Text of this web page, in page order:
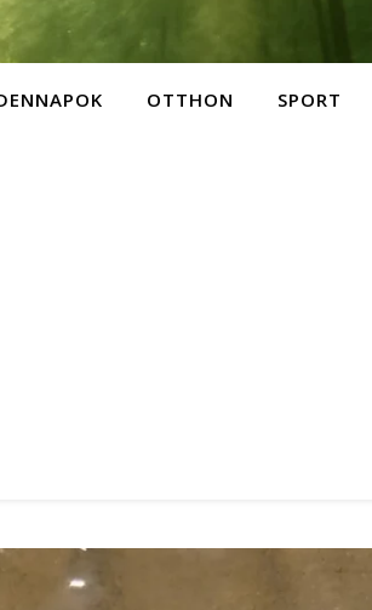
OTTHON SPORT